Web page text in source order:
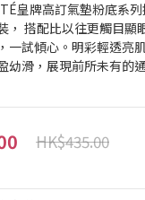
， 搭配比以往更觸目顯
一試傾心。明彩輕透亮
幼滑，展現前所未有的
HK$435.00